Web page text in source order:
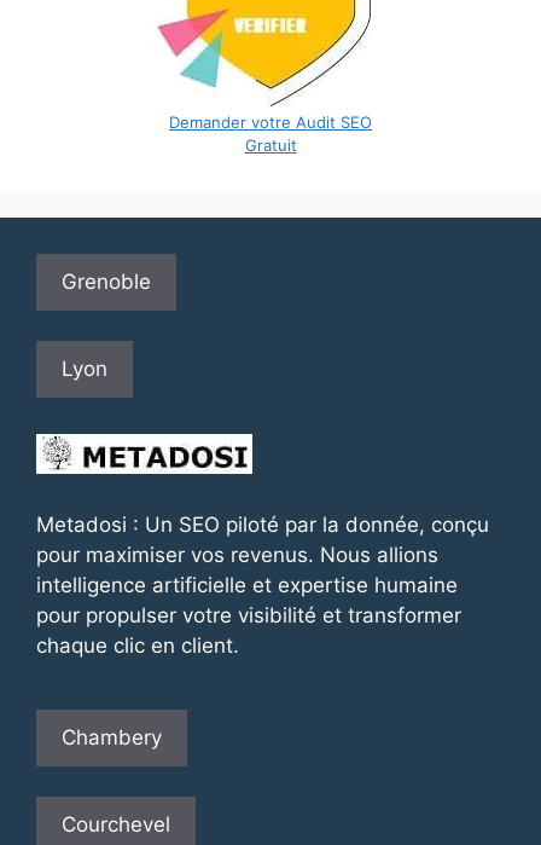
Demander votre Audit SEO
Gratuit
Grenoble
Lyon
Metadosi : Un SEO piloté par la donnée, conçu
pour maximiser vos revenus. Nous allions
intelligence artificielle et expertise humaine
pour propulser votre visibilité et transformer
chaque clic en client.
Chambery
Courchevel